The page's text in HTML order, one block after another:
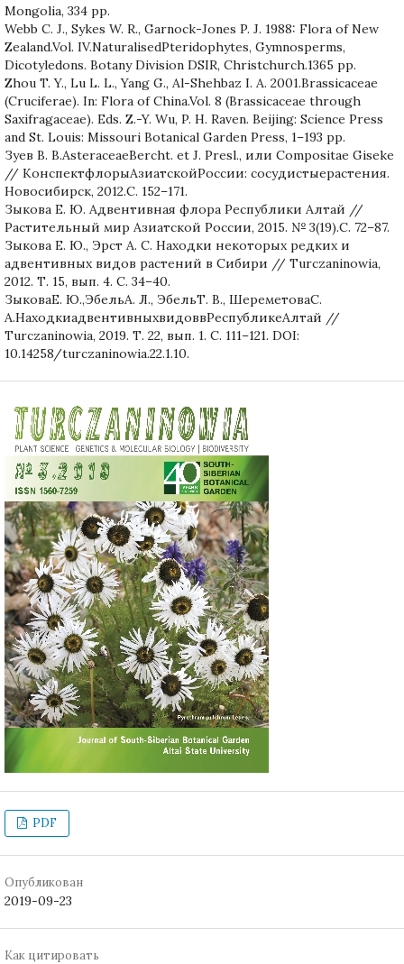
Mongolia, 334 pp.
Webb C. J., Sykes W. R., Garnock-Jones P. J. 1988: Flora of New
Zealand.Vol. IV.NaturalisedPteridophytes, Gymnosperms,
Dicotyledons. Botany Division DSIR, Christchurch.1365 pp.
Zhou T. Y., Lu L. L., Yang G., Al-Shehbaz I. A. 2001.Brassicaceae
(Cruciferae). In: Flora of China.Vol. 8 (Brassicaceae through
Saxifragaceae). Eds. Z.-Y. Wu, P. H. Raven. Beijing: Science Press
and St. Louis: Missouri Botanical Garden Press, 1–193 pp.
Зуев В. В.AsteraceaeBercht. et J. Presl., или Compositae Giseke
// КонспектфлорыАзиатскойРоссии: сосудистыерастения.
Новосибирск, 2012.С. 152–171.
Зыкова Е. Ю. Адвентивная флора Республики Алтай //
Растительный мир Азиатской России, 2015. № 3(19).С. 72–87.
Зыкова Е. Ю., Эрст А. С. Находки некоторых редких и
адвентивных видов растений в Сибири // Turczaninowia,
2012. Т. 15, вып. 4. С. 34–40.
ЗыковаЕ. Ю.,ЭбельА. Л., ЭбельТ. В., ШереметоваС.
А.НаходкиадвентивныхвидоввРеспубликеАлтай //
Turczaninowia, 2019. Т. 22, вып. 1. С. 111–121. DOI:
10.14258/turczaninowia.22.1.10.
PDF
Опубликован
2019-09-23
Как цитировать